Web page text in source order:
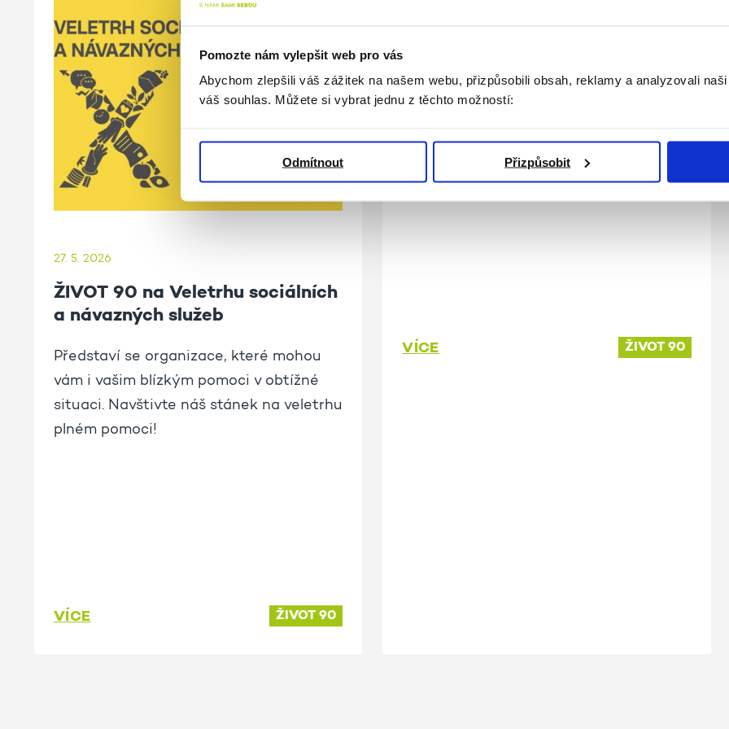
Pomozte nám vylepšit web pro vás
Abychom zlepšili váš zážitek na našem webu, přizpůsobili obsah, reklamy a analyzovali
váš souhlas. Můžete si vybrat jednu z těchto možností:
Odmítnout Přizpůsobit
27. 5. 2026
ŽIVOT 90 na Veletrhu sociálních
a návazných služeb
Představí se organizace, které mohou
vám i vašim blízkým pomoci v obtížné
situaci. Navštivte náš stánek na veletrhu
plném pomoci!
VÍCE ŽIVOT 90
ŽIVOT 90, z. ú. vyhlašuje výběrové řízení
řešení Centrálního pultu tísňové péče
VÍCE ŽIVOT 90